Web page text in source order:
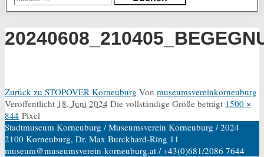
Zurück zu STOPOVER Korneuburg Von museumsvereinkorneuburg
Veröffentlicht 18. Juni 2024 Die vollständige Größe beträgt 1500 ×
844 Pixel
Stadtmuseum Korneuburg / Museumsverein Korneuburg / 2024
2100 Korneuburg, Dr. Max Burckhard-Ring 11
museum@museumsverein-korneuburg.at / +43(0)681/2086 7644